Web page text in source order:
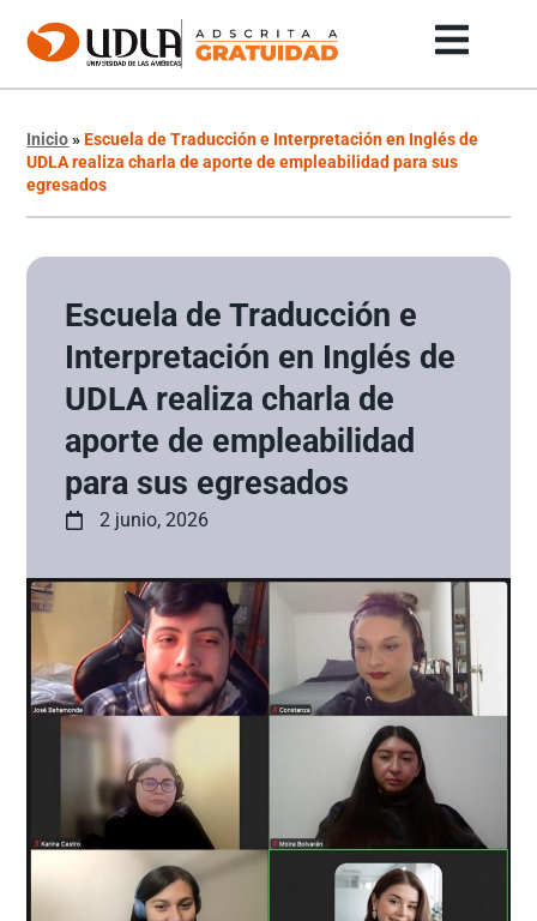
Inicio»Escuela de Traducción e Interpretación en Inglés de
UDLA realiza charla de aporte de empleabilidad para sus
egresados
Escuela de Traducción e
Interpretación en Inglés de
UDLA realiza charla de
aporte de empleabilidad
para sus egresados
2 junio, 2026